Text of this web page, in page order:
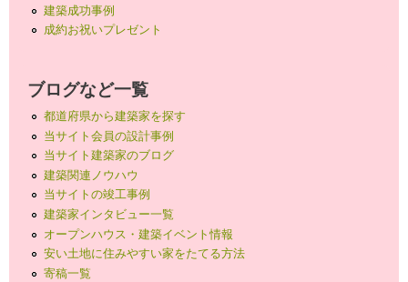
建築成功事例
成約お祝いプレゼント
ブログなど一覧
都道府県から建築家を探す
当サイト会員の設計事例
当サイト建築家のブログ
建築関連ノウハウ
当サイトの竣工事例
建築家インタビュー一覧
オープンハウス・建築イベント情報
安い土地に住みやすい家をたてる方法
寄稿一覧